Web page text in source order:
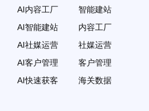
AI内容工厂
AI智能建站
AI社媒运营
AI客户管理
AI快速获客
智能建站
内容工厂
社媒运营
客户管理
海关数据